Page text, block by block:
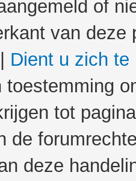
of
van
Dient u zich te
toestemming
tot
de
deze